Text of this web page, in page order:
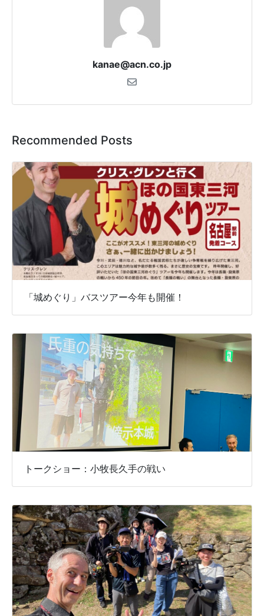
kanae@acn.co.jp
Recommended Posts
「城めぐり」バスツアー今年も開催！
トークショー：小牧長久手の戦い